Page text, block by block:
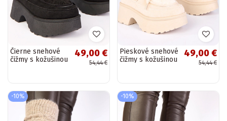
Čierne snehové
čižmy s kožušinou
49,00 €
54,44 €
Pieskové snehové
čižmy s kožušinou
49,00 €
54,44 €
-10% -10%